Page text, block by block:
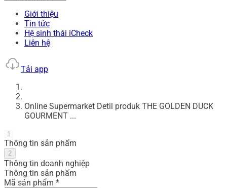
Giới thiệu
Tin tức
Hệ sinh thái iCheck
Liên hệ
Tải app
Online Supermarket Detil produk THE GOLDEN DUCK
GOURMENT ...
1
Thông tin sản phẩm
2
Thông tin doanh nghiệp
Thông tin sản phẩm
Mã sản phẩm *